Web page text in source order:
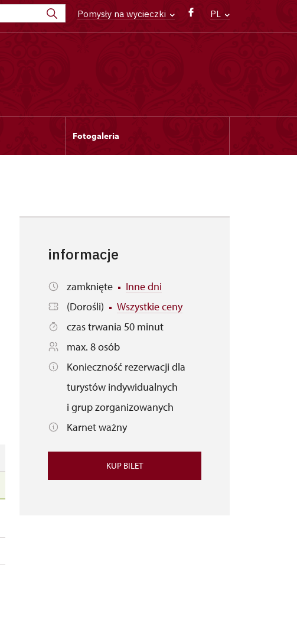
Pomysły na wycieczki PL
Fotogaleria
informacje
zamknięte
Inne dni
(Dorośli)
Wszystkie ceny
czas trwania 50 minut
max. 8 osób
Konieczność rezerwacji dla
turystów indywidualnych
i grup zorganizowanych
Karnet ważny
KUP BILET